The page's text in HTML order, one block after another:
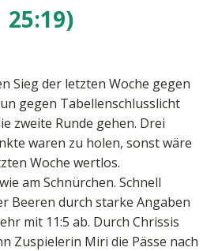
25:19)
Sieg der letzten Woche gegen
gegen Tabellenschlusslicht
zweite Runde gehen. Drei
waren zu holen, sonst wäre
Woche wertlos.
am Schnürchen. Schnell
Beeren durch starke Angaben
mit 11:5 ab. Durch Chrissis
Zuspielerin Miri die Pässe nach